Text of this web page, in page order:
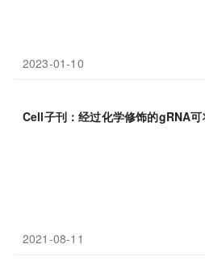
2023-01-10
Cell子刊：经过化学修饰的gRNA可
2021-08-11